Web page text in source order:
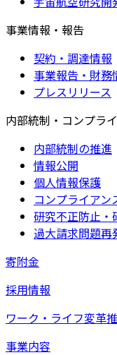
事業情報・報告
契約・調達情報
事業報告・財務
プレスリリース
内部統制・コンプラ
内部統制の推進
情報公開
個人情報保護
コンプライアン
研究不正防止・
過大請求問題再
寄附金
採用情報
ワーク・ライフ変革
事業内容